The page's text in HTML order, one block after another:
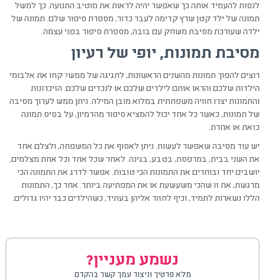
לנסות להעמיד אותה כך שאפשר יהיה לראות את מוטיב התנועה. כך למשל
תמונה של ילד קטן שרץ קדימה לעבר כדור, מספרת סיפור שלם. תמונה של
ילדה שעורכת מסיבת משחק עם בובה, מספרת סיפור בפני עצמה.
מסיבת תמונות, יופי של רעיון
רוצים להפוך תמונות מהשנים הראשונות, לחגיגה של ממש? קחו את אלבומי
הילדות שלכם והראו אותם לילדים שלכם או לנכדים שלכם. הזיכרונות
והתמונות יצרו חוויה משפחתית במלוא מובן המילה. ניתן ממש לערוך מסיבה
של תמונות, כאשר כל אחד יכול להמציא סיפור מהדמיון, על בסיס תמונה
כזאת או אחרת.
יש עוד מסיבה שאפשר לעשות. ניתן לאסוף את כל המשפחה, ולצלם אחד
את השני בבית, במרפסת, בטבע, בגינה. לאחר שכל אחד וכל אחת מצלמים,
יושבים יחד ובוחרים את התמונות הכי טובות. אפשר לדרג את התמונה הכי
מרגשת, את זו שהכי משעשעת או את המפתיעה ביותר. אחר כך, התמונות
הללו נשארות לתמיד, וכיף לחזור אליהן בעתיד, כשהילדים כבר יהיו גדולים.
נשמע מעניין?
מלא פרטיך וניצור עמך קשר בהקדם